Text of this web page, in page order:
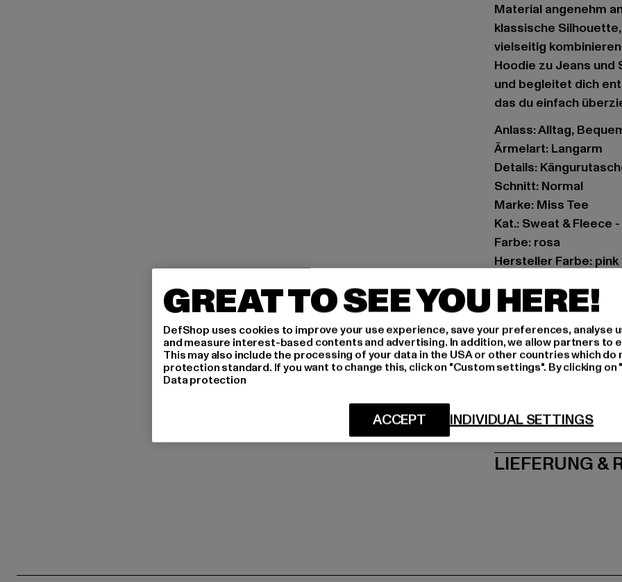
Material angenehm
klassische
vielseitig
Hoodie zu Jeans
und begleitet dich
das du einfach
Anlass: Alltag,
Ärmelart: Langarm
Details:
Schnitt: Normal
Marke: Miss Tee
Kat.: Sweat & Fleece
Farbe: rosa
Hersteller Farbe: pink
Art.Nr: MST043-00185
Hersteller: TB
Dr.-Robert-Murjahn-
LIEFERUNG &
GREAT TO SEE YOU HERE!
DefShop uses cookies to improve your use experience, save your preferences, analyse
and measure interest-based contents and advertising. In addition, we allow partners to
This may also include the processing of your data in the USA or other countries which do
protection standard. If you want to change this, click on "Custom settings". By clicking
Data protection
INDIVIDUAL SETTINGS
ACCEPT